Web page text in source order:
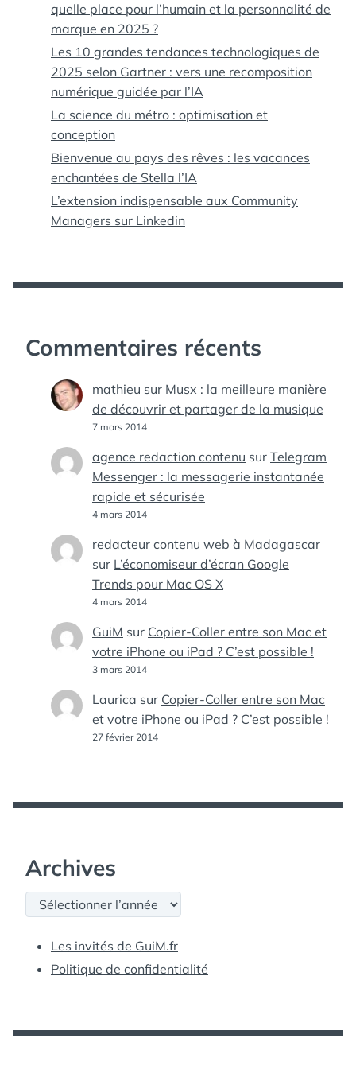
quelle place pour l’humain et la personnalité de
marque en 2025 ?
Les 10 grandes tendances technologiques de
2025 selon Gartner : vers une recomposition
numérique guidée par l’IA
La science du métro : optimisation et
conception
Bienvenue au pays des rêves : les vacances
enchantées de Stella l’IA
L’extension indispensable aux Community
Managers sur Linkedin
Commentaires récents
mathieu sur Musx : la meilleure manière
de découvrir et partager de la musique
7 mars 2014
agence redaction contenu sur Telegram
Messenger : la messagerie instantanée
rapide et sécurisée
4 mars 2014
redacteur contenu web à Madagascar
sur L’économiseur d’écran Google
Trends pour Mac OS X
4 mars 2014
GuiM sur Copier-Coller entre son Mac et
votre iPhone ou iPad ? C’est possible !
3 mars 2014
Laurica sur Copier-Coller entre son Mac
et votre iPhone ou iPad ? C’est possible !
27 février 2014
Archives
Archives
Les invités de GuiM.fr
Politique de confidentialité